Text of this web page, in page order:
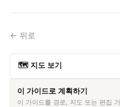
← 뒤로
🗺 지도 보기
이 가이드로 계획하기
이 가이드를 경로, 지도 또는 편집